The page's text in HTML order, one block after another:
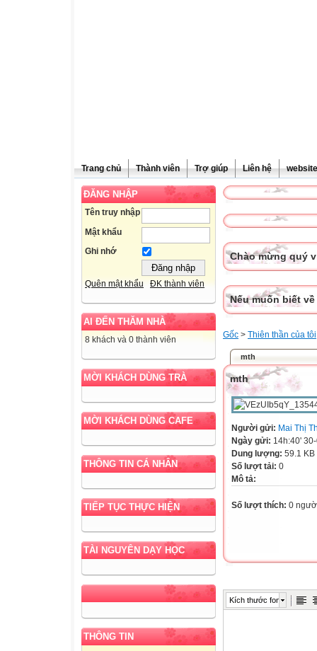
Trang chủ Thành viên Trợ giúp Liên hệ
ĐĂNG NHẬP
Tên truy nhập
Mật khẩu
Ghi nhớ
Quên mật khẩu ĐK thành viên
AI ĐẾN THĂM NHÀ
8 khách và 0 thành viên
MỜI KHÁCH DÙNG TRÀ
MỜI KHÁCH DÙNG CAFE
THÔNG TIN CÁ NHÂN
TIẾP TỤC THỰC HIỆN
TÀI NGUYÊN DẠY HỌC
THÔNG TIN
Chào mừng quý
Nếu muốn biết
Gốc > Thiên thần của tôi
mth
mth
Người gửi: Mai Thị
Ngày gửi: 14h:40'
Dung lượng: 59.1 KB
Số lượt tải: 0
Mô tả:
Số lượt thích: 0
Kích thước font